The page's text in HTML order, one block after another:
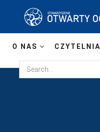
O NAS CZYTELNIA